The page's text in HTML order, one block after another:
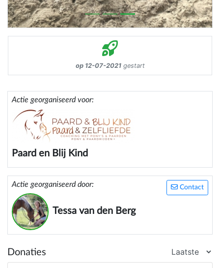
op 12-07-2021gestart
Actie georganiseerd voor:
Paard en Blij Kind
Contact
Actie georganiseerd door:
Tessa van den Berg
Donaties